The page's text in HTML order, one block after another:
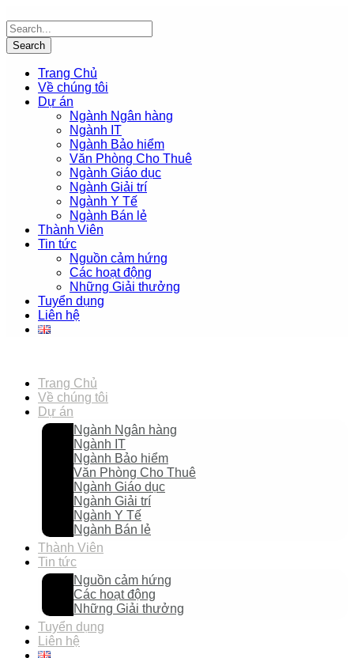
Trang Chủ
Về chúng tôi
Dự án
Ngành Ngân hàng
Ngành IT
Ngành Bảo hiểm
Văn Phòng Cho Thuê
Ngành Giáo dục
Ngành Giải trí
Ngành Y Tế
Ngành Bán lẻ
Thành Viên
Tin tức
Nguồn cảm hứng
Các hoạt động
Những Giải thưởng
Tuyển dụng
Liên hệ
Trang Chủ
Về chúng tôi
Dự án
Ngành Ngân hàng
Ngành IT
Ngành Bảo hiểm
Văn Phòng Cho Thuê
Ngành Giáo dục
Ngành Giải trí
Ngành Y Tế
Ngành Bán lẻ
Thành Viên
Tin tức
Nguồn cảm hứng
Các hoạt động
Những Giải thưởng
Tuyển dụng
Liên hệ